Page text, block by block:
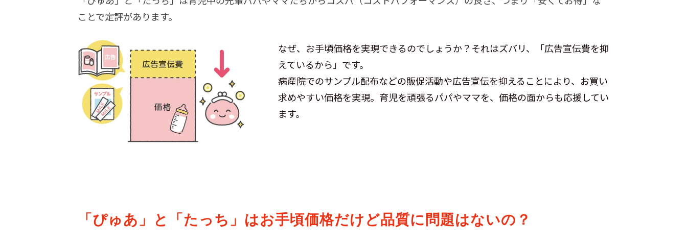
ことで定評があります。
なぜ、お手頃価格を実現できるのでしょうか？それはズバリ、「広告宣伝費を抑
えているから」です。
病産院でのサンプル配布などの販促活動や広告宣伝を抑えることにより、お買い
求めやすい価格を実現。育児を頑張るパパやママを、価格の面からも応援してい
ます。
「ぴゅあ」と「たっち」はお手頃価格だけど品質に問題はないの？